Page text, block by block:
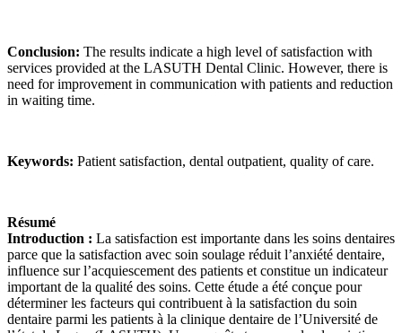
Conclusion: The results indicate a high level of satisfaction with
services provided at the LASUTH Dental Clinic. However, there is
need for improvement in communication with patients and reduction
in waiting time.
Keywords: Patient satisfaction, dental outpatient, quality of care.
Résumé
Introduction : La satisfaction est importante dans les soins dentaires
parce que la satisfaction avec soin soulage réduit l’anxiété dentaire,
influence sur l’acquiescement des patients et constitue un indicateur
important de la qualité des soins. Cette étude a été conçue pour
déterminer les facteurs qui contribuent à la satisfaction du soin
dentaire parmi les patients à la clinique dentaire de l’Université de